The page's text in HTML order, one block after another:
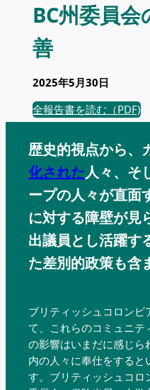
BC州委員
善
2025年5月30日
全報告書を読む（PDF)
歴史的視点から、
化された人々、そ
ープの人々が直面
に対する障壁が見
出議員とし活躍す
た差別的政策も含
ブリティッシュコロンビ
て、これらのコミュニテ
の影響はいまだに感じら
内の人々に奉仕をすると
す。ブリティッシュコロ